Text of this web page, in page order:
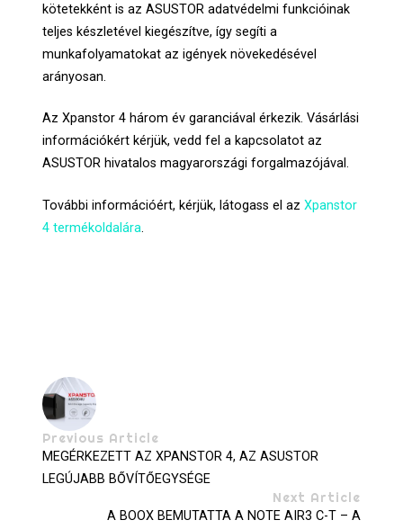
kötetekként is az ASUSTOR adatvédelmi funkcióinak
teljes készletével kiegészítve, így segíti a
munkafolyamatokat az igények növekedésével
arányosan.
Az Xpanstor 4 három év garanciával érkezik. Vásárlási
információkért kérjük, vedd fel a kapcsolatot az
ASUSTOR hivatalos magyarországi forgalmazójával.
További információért, kérjük, látogass el azXpanstor
4 termékoldalára.
Previous Article
MEGÉRKEZETT AZ XPANSTOR 4, AZ ASUSTOR
LEGÚJABB BŐVÍTŐEGYSÉGE
Next Article
A BOOX BEMUTATTA A NOTE AIR3 C-T – A